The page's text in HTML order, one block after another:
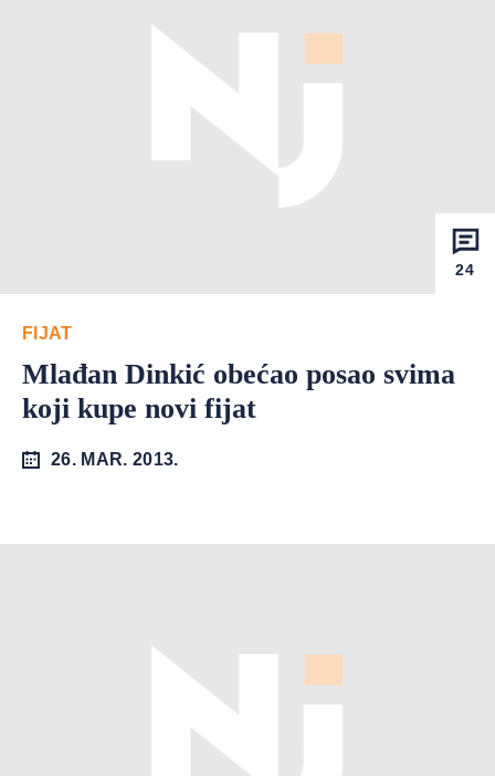
24
FIJAT
Mlađan Dinkić obećao posao svima
koji kupe novi fijat
26. MAR. 2013.